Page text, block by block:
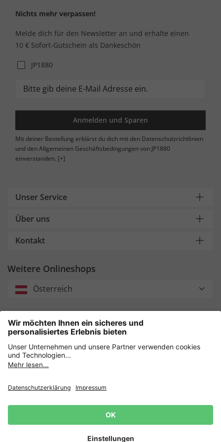
Nichts mehr verpassen!
Melde dich für den Newsletter an und erhalte einen
10 € Sofort-Gutschein als Dankeschön
JP1880
Anmelden und Sparen
Mit deiner Bestellung erklärst du dich mit den Datenschutzrichtlinien
und den Allgemeinen Geschäftsbedingungen von JP1880
einverstanden. [+]
Unser Service
Über uns
Kontakt
Weitere Onlineshops
Österreich
Unsere Zahlungsarten
Sicher einkaufen mit
Datenschutz AGB Impressum Widerruf erklären